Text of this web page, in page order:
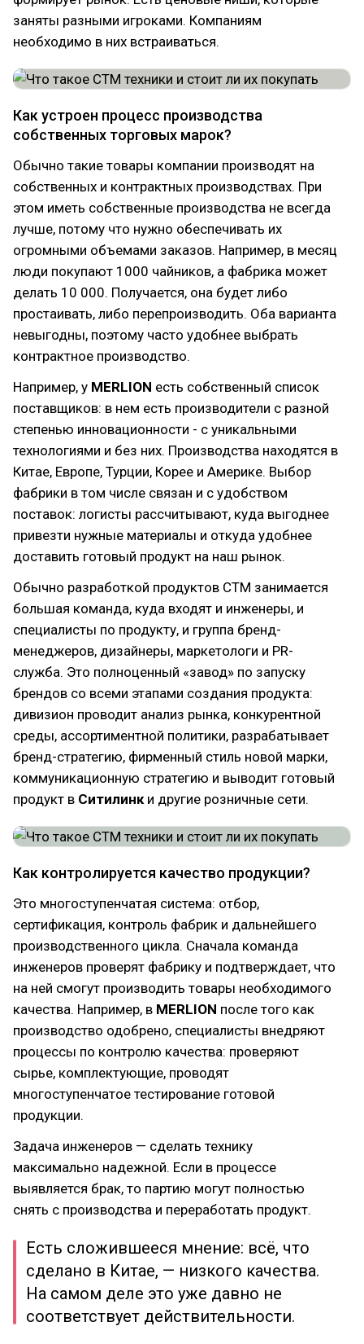
заняты разными игроками. Компаниям
необходимо в них встраиваться.
Как устроен процесс производства
собственных торговых марок?
Обычно такие товары компании производят на
собственных и контрактных производствах. При
этом иметь собственные производства не всегда
лучше, потому что нужно обеспечивать их
огромными объемами заказов. Например, в месяц
люди покупают 1000 чайников, а фабрика может
делать 10 000. Получается, она будет либо
простаивать, либо перепроизводить. Оба варианта
невыгодны, поэтому часто удобнее выбрать
контрактное производство.
Например, у MERLION есть собственный список
поставщиков: в нем есть производители с разной
степенью инновационности - с уникальными
технологиями и без них. Производства находятся в
Китае, Европе, Турции, Корее и Америке. Выбор
фабрики в том числе связан и с удобством
поставок: логисты рассчитывают, куда выгоднее
привезти нужные материалы и откуда удобнее
доставить готовый продукт на наш рынок.
Обычно разработкой продуктов СТМ занимается
большая команда, куда входят и инженеры, и
специалисты по продукту, и группа бренд-
менеджеров, дизайнеры, маркетологи и PR-
служба. Это полноценный «завод» по запуску
брендов со всеми этапами создания продукта:
дивизион проводит анализ рынка, конкурентной
среды, ассортиментной политики, разрабатывает
бренд-стратегию, фирменный стиль новой марки,
коммуникационную стратегию и выводит готовый
продукт в Ситилинки другие розничные сети.
Как контролируется качество продукции?
Это многоступенчатая система: отбор,
сертификация, контроль фабрик и дальнейшего
производственного цикла. Сначала команда
инженеров проверят фабрику и подтверждает, что
на ней смогут производить товары необходимого
качества. Например, в MERLION после того как
производство одобрено, специалисты внедряют
процессы по контролю качества: проверяют
сырье, комплектующие, проводят
многоступенчатое тестирование готовой
продукции.
Задача инженеров — сделать технику
максимально надежной. Если в процессе
выявляется брак, то партию могут полностью
снять с производства и переработать продукт.
Есть сложившееся мнение: всё, что
сделано в Китае, — низкого качества.
На самом деле это уже давно не
соответствует действительности.